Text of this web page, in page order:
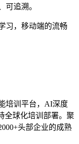
可追溯。
习，移动端的流畅
培训平台，AI深度
全球化培训部署。聚
头部企业的成熟